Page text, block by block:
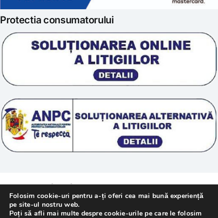
Scoala „Sanatate 5D”
Tratamente naturale
Prelucrarea datelor
Termeni si conditii
Politica cookie
Protectia consumatorului
© 2011 – [year] Fundatia Simile. Toate drepturile
rezervate.
Folosim cookie-uri pentru a-ți oferi cea mai bună experiență
pe site-ul nostru web.
Poți să afli mai multe despre cookie-urile pe care le folosim